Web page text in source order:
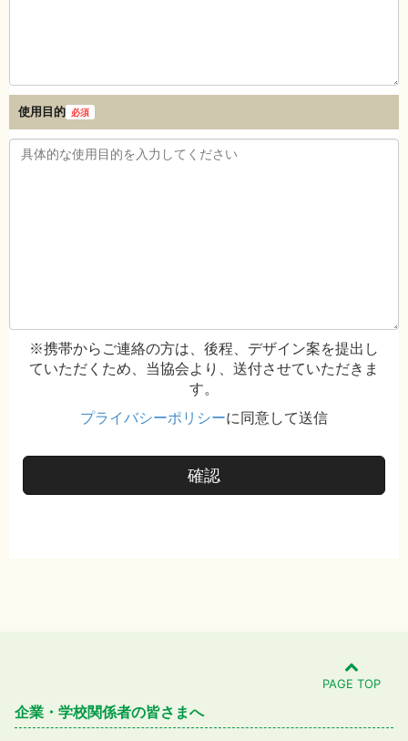
使用目的 必須
※携帯からご連絡の方は、後程、デザイン案を提出し
ていただくため、当協会より、送付させていただきま
す。
プライバシーポリシーに同意して送信
確認
PAGE TOP
企業・学校関係者の皆さまへ